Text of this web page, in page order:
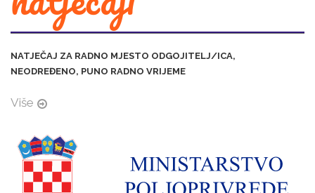
NATJEČAJ ZA RADNO MJESTO ODGOJITELJ/ICA,
NEODREĐENO, PUNO RADNO VRIJEME
Više